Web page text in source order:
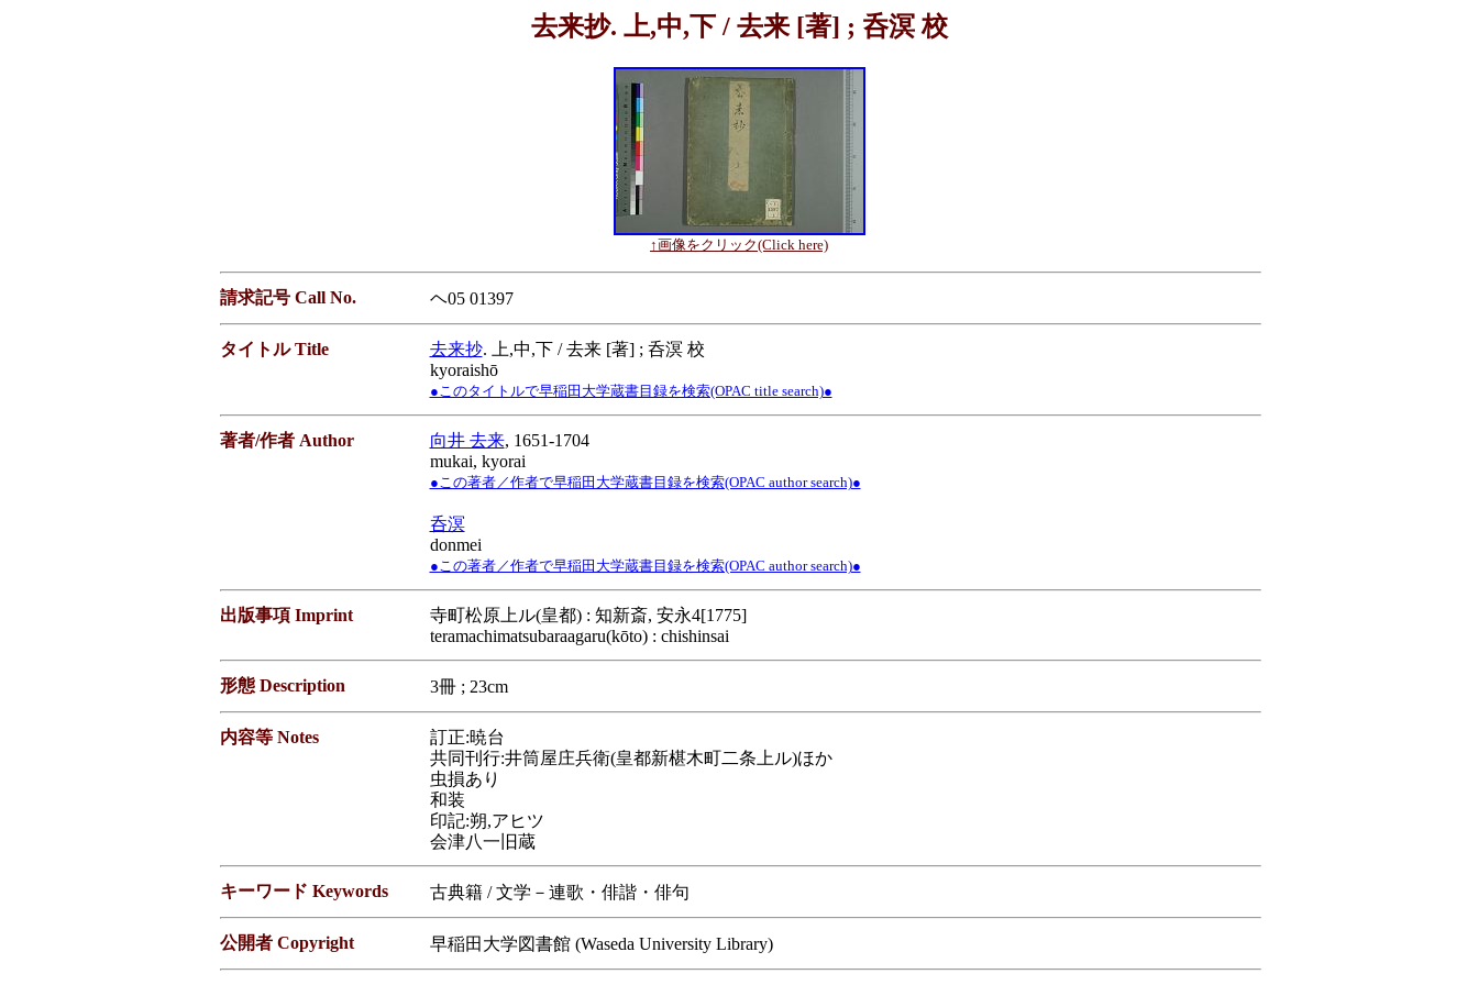
去来抄. 上,中,下 / 去来 [著] ; 呑溟 校
↑画像をクリック(Click here)
請求記号 Call No. ヘ05 01397
タイトル Title 去来抄. 上,中,下 / 去来 [著] ; 呑溟 校
kyoraishō
●このタイトルで早稲田大学蔵書目録を検索(OPAC title search)●
著者/作者 Author 向井 去来, 1651-1704
mukai, kyorai
●この著者／作者で早稲田大学蔵書目録を検索(OPAC author search)●
呑溟
donmei
●この著者／作者で早稲田大学蔵書目録を検索(OPAC author search)●
出版事項 Imprint
寺町松原上ル(皇都) : 知新斎, 安永4[1775]
teramachimatsubaraagaru(kōto) : chishinsai
形態 Description 3冊 ; 23cm
内容等 Notes
訂正:暁台
共同刊行:井筒屋庄兵衛(皇都新椹木町二条上ル)ほか
虫損あり
和装
印記:朔,アヒツ
会津八一旧蔵
キーワード Keywords 古典籍 / 文学－連歌・俳諧・俳句
公開者 Copyright 早稲田大学図書館 (Waseda University Library)